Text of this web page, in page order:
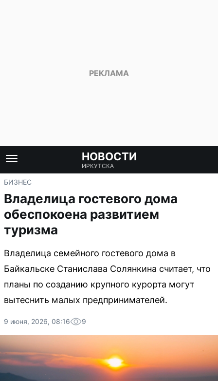
НОВОСТИ
ИРКУТСКА
БИЗНЕС
Владелица гостевого дома
обеспокоена развитием
туризма
Владелица семейного гостевого дома в
Байкальске Станислава Солянкина считает, что
планы по созданию крупного курорта могут
вытеснить малых предпринимателей.
9 июня, 2026, 08:16 9